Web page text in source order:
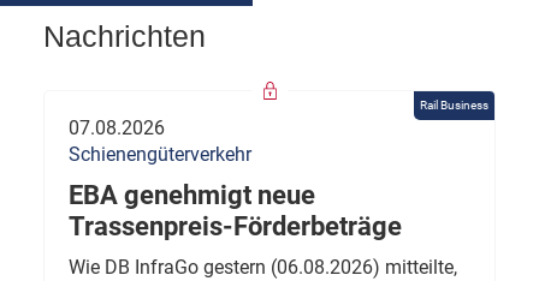
Nachrichten
Rail Business
07.08.2026
Schienengüterverkehr
EBA genehmigt neue
Trassenpreis-Förderbeträge
Wie DB InfraGo gestern (06.08.2026) mitteilte,